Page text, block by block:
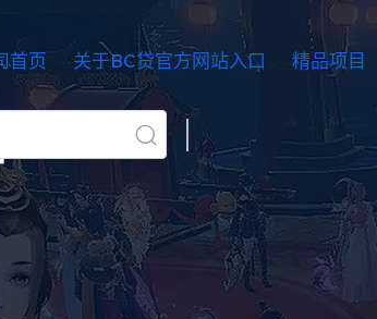
首页 关于BC贷官方网站入口 精品项目